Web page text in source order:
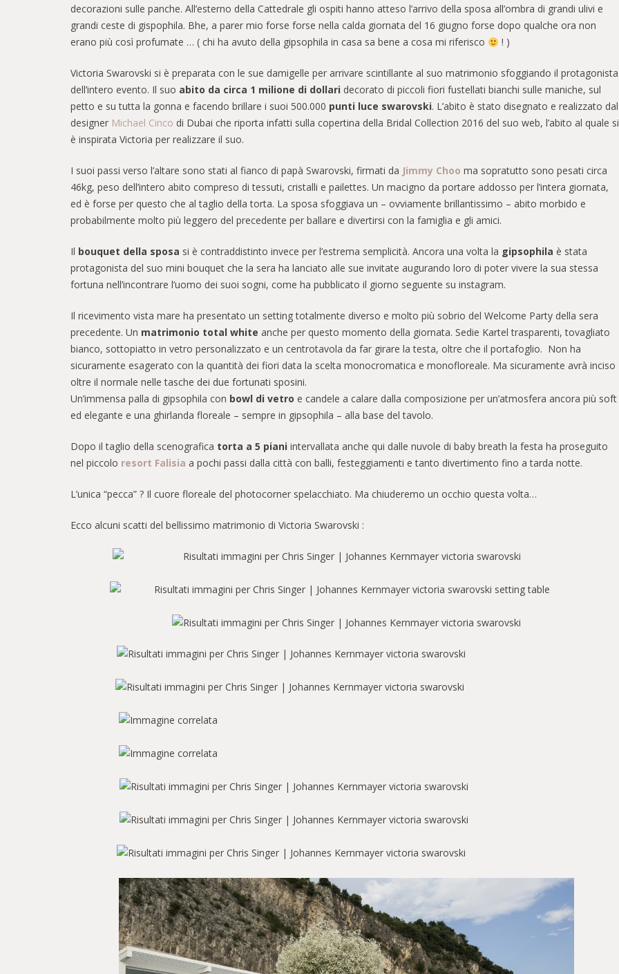
decorazioni sulle panche. All’esterno della Cattedrale gli ospiti hanno atteso l’arrivo della sposa all’ombra di grandi ulivi e
grandi ceste di gispophila. Bhe, a parer mio forse forse nella calda giornata del 16 giugno forse dopo qualche ora non
erano più così profumate … ( chi ha avuto della gipsophila in casa sa bene a cosa mi riferisco
! )
Victoria Swarovski si è preparata con le sue damigelle per arrivare scintillante al suo matrimonio sfoggiando il protagonista
dell’intero evento. Il suo abito da circa 1 milione di dollari decorato di piccoli fiori fustellati bianchi sulle maniche, sul
petto e su tutta la gonna e facendo brillare i suoi 500.000 punti luce swarovski. L’abito è stato disegnato e realizzato dal
designer Michael Cinco di Dubai che riporta infatti sulla copertina della Bridal Collection 2016 del suo web, l’abito al quale si
è inspirata Victoria per realizzare il suo.
I suoi passi verso l’altare sono stati al fianco di papà Swarovski, firmati da Jimmy Choo ma sopratutto sono pesati circa
46kg, peso dell’intero abito compreso di tessuti, cristalli e pailettes. Un macigno da portare addosso per l’intera giornata,
ed è forse per questo che al taglio della torta. La sposa sfoggiava un – ovviamente brillantissimo – abito morbido e
probabilmente molto più leggero del precedente per ballare e divertirsi con la famiglia e gli amici.
Il bouquet della sposa si è contraddistinto invece per l’estrema semplicità. Ancora una volta la gipsophila è stata
protagonista del suo mini bouquet che la sera ha lanciato alle sue invitate augurando loro di poter vivere la sua stessa
fortuna nell’incontrare l’uomo dei suoi sogni, come ha pubblicato il giorno seguente su instagram.
Il ricevimento vista mare ha presentato un setting totalmente diverso e molto più sobrio del Welcome Party della sera
precedente. Un matrimonio total white anche per questo momento della giornata. Sedie Kartel trasparenti, tovagliato
bianco, sottopiatto in vetro personalizzato e un centrotavola da far girare la testa, oltre che il portafoglio. Non ha
sicuramente esagerato con la quantità dei fiori data la scelta monocromatica e monofloreale. Ma sicuramente avrà inciso
oltre il normale nelle tasche dei due fortunati sposini.
Un’immensa palla di gipsophila con bowl di vetro e candele a calare dalla composizione per un’atmosfera ancora più soft
ed elegante e una ghirlanda floreale – sempre in gipsophila – alla base del tavolo.
Dopo il taglio della scenografica torta a 5 piani intervallata anche qui dalle nuvole di baby breath la festa ha proseguito
nel piccolo resort Falisia a pochi passi dalla città con balli, festeggiamenti e tanto divertimento fino a tarda notte.
L’unica “pecca” ? Il cuore floreale del photocorner spelacchiato. Ma chiuderemo un occhio questa volta…
Ecco alcuni scatti del bellissimo matrimonio di Victoria Swarovski :